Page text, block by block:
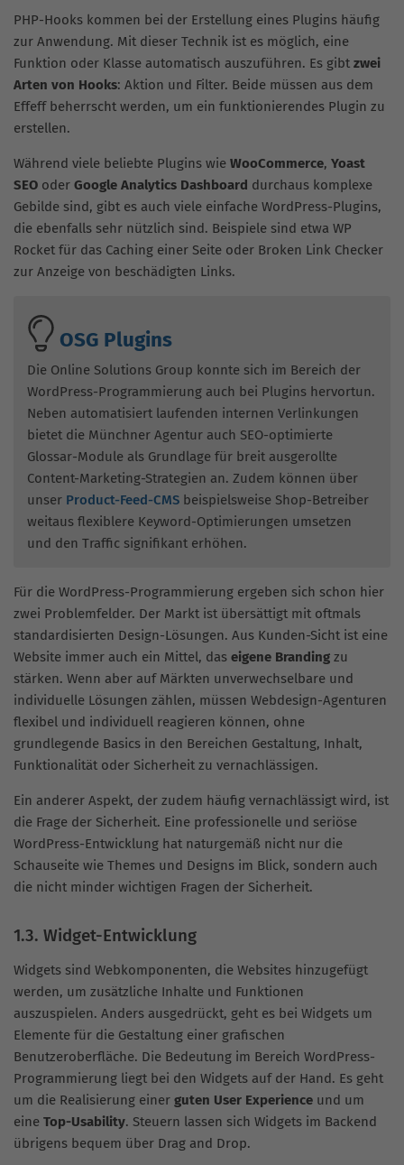
PHP-Hooks kommen bei der Erstellung eines Plugins häufig
zur Anwendung. Mit dieser Technik ist es möglich, eine
Funktion oder Klasse automatisch auszuführen. Es gibt zwei
Arten von Hooks: Aktion und Filter. Beide müssen aus dem
Effeff beherrscht werden, um ein funktionierendes Plugin zu
erstellen.
Während viele beliebte Plugins wie WooCommerce, Yoast
SEO oder Google Analytics Dashboard durchaus komplexe
Gebilde sind, gibt es auch viele einfache WordPress-Plugins,
die ebenfalls sehr nützlich sind. Beispiele sind etwa WP
Rocket für das Caching einer Seite oder Broken Link Checker
zur Anzeige von beschädigten Links.
OSG Plugins
Die Online Solutions Group konnte sich im Bereich der
WordPress-Programmierung auch bei Plugins hervortun.
Neben automatisiert laufenden internen Verlinkungen
bietet die Münchner Agentur auch SEO-optimierte
Glossar-Module als Grundlage für breit ausgerollte
Content-Marketing-Strategien an. Zudem können über
unser Product-Feed-CMS beispielsweise Shop-Betreiber
weitaus flexiblere Keyword-Optimierungen umsetzen
und den Traffic signifikant erhöhen.
Für die WordPress-Programmierung ergeben sich schon hier
zwei Problemfelder. Der Markt ist übersättigt mit oftmals
standardisierten Design-Lösungen. Aus Kunden-Sicht ist eine
Website immer auch ein Mittel, das eigene Branding zu
stärken. Wenn aber auf Märkten unverwechselbare und
individuelle Lösungen zählen, müssen Webdesign-Agenturen
flexibel und individuell reagieren können, ohne
grundlegende Basics in den Bereichen Gestaltung, Inhalt,
Funktionalität oder Sicherheit zu vernachlässigen.
Ein anderer Aspekt, der zudem häufig vernachlässigt wird, ist
die Frage der Sicherheit. Eine professionelle und seriöse
WordPress-Entwicklung hat naturgemäß nicht nur die
Schauseite wie Themes und Designs im Blick, sondern auch
die nicht minder wichtigen Fragen der Sicherheit.
1.3. Widget-Entwicklung
Widgets sind Webkomponenten, die Websites hinzugefügt
werden, um zusätzliche Inhalte und Funktionen
auszuspielen. Anders ausgedrückt, geht es bei Widgets um
Elemente für die Gestaltung einer grafischen
Benutzeroberfläche. Die Bedeutung im Bereich WordPress-
Programmierung liegt bei den Widgets auf der Hand. Es geht
um die Realisierung einer guten User Experience und um
eine Top-Usability. Steuern lassen sich Widgets im Backend
übrigens bequem über Drag and Drop.